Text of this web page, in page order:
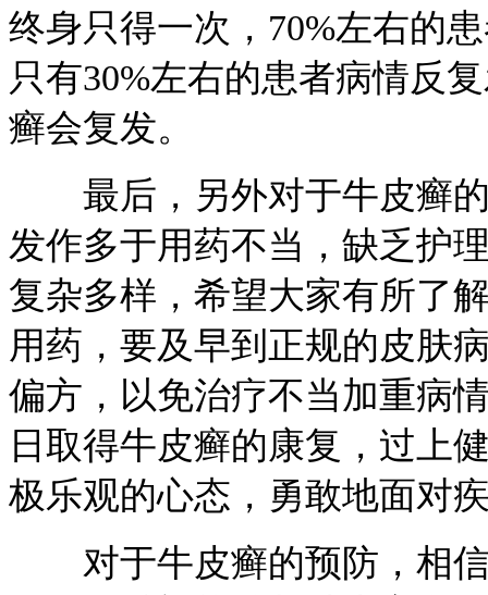
终身只得一次，70%左右的
只有30%左右的患者病情反
癣会复发。
最后，另外对于牛皮癣的
发作多于用药不当，缺乏护
复杂多样，希望大家有所了
用药，要及早到正规的皮肤
偏方，以免治疗不当加重病
日取得牛皮癣的康复，过上
极乐观的心态，勇敢地面对
对于牛皮癣的预防，相信